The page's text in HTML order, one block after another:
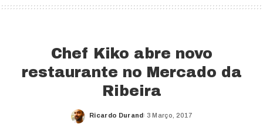
Chef Kiko abre novo
restaurante no Mercado da
Ribeira
Posted
Ricardo Durand 3 Março, 2017